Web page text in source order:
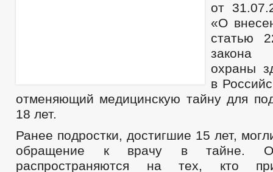
от
«О
статью
закона
охраны
в
отменяющий медицинскую тайну для
18 лет.
Ранее подростки, достигшие 15 лет,
обращение к врачу в тайне.
распространяются на тех, кто